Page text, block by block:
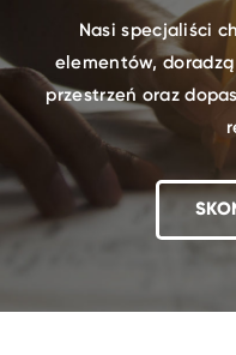
Nasi specjaliści
elementów,
przestrzeń oraz